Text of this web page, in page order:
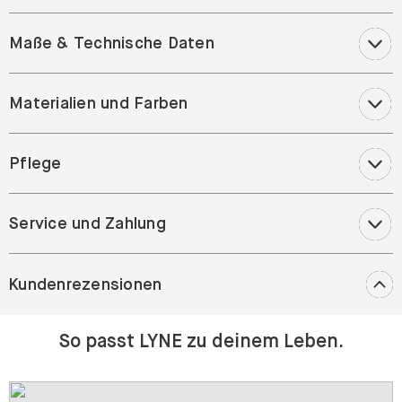
Maße & Technische Daten
Materialien und Farben
Pflege
Service und Zahlung
Kundenrezensionen
So passt LYNE zu deinem Leben.